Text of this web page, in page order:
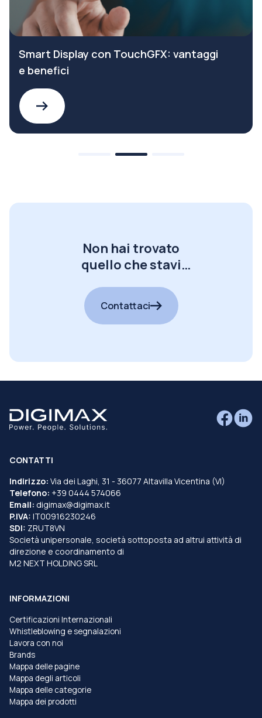
Smart Display con TouchGFX: vantaggi
e benefici
Non hai trovato
quello che stavi
Contattaci
CONTATTI
Indirizzo: Via dei Laghi, 31 - 36077 Altavilla Vicentina (VI)
Telefono: +39 0444 574066
Email: digimax@digimax.it
P.IVA: IT00916230246
SDI: ZRUT8VN
Società unipersonale, società sottoposta ad altrui attività di
direzione e coordinamento di
M2 NEXT HOLDING SRL
INFORMAZIONI
Certificazioni Internazionali
Whistleblowing e segnalazioni
Lavora con noi
Brands
Mappa delle pagine
Mappa degli articoli
Mappa delle categorie
Mappa dei prodotti